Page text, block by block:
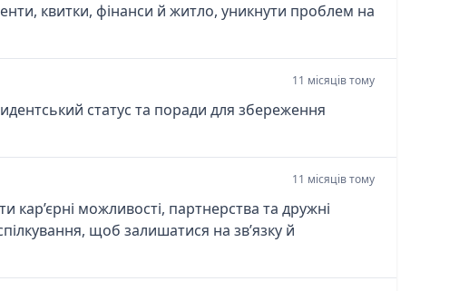
квитки, фінанси й житло, уникнути проблем на
11 місяців тому
статус та поради для збереження
11 місяців тому
кар’єрні можливості, партнерства та дружні
щоб залишатися на зв’язку й